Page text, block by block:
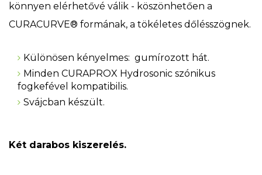
könnyen elérhetővé válik - köszönhetően a
CURACURVE® formának, a tökéletes dőlésszögnek.
Különösen kényelmes: gumírozott hát.
Minden CURAPROX Hydrosonic szónikus
fogkefével kompatibilis.
Svájcban készült.
Két darabos kiszerelés.